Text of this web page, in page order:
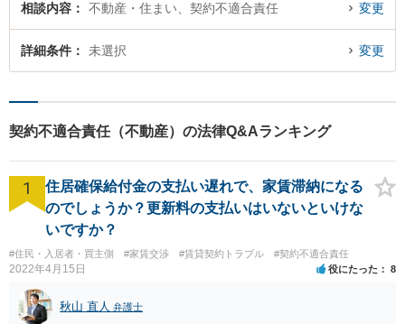
相談内容 不動産・住まい、契約不適合責任 変更
詳細条件 未選択 変更
契約不適合責任（不動産）の法律Q&Aランキング
1
住居確保給付金の支払い遅れで、家賃滞納になる
のでしょうか？更新料の支払いはいないといけな
いですか？
#住民・入居者・買主側 #家賃交渉 #賃貸契約トラブル #契約不適合責任
2022年4月15日 役にたった 8
秋山 直人 弁護士